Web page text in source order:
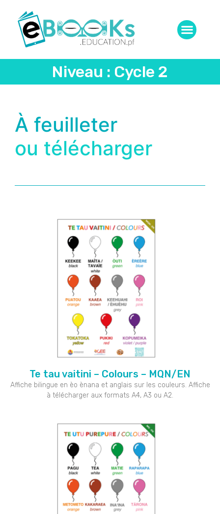
Niveau : Cycle 2
À feuilleter
ou télécharger
Te tau vaitini – Colours – MQN/EN
Affiche bilingue en èo ènana et anglais sur les couleurs. Affiche
à télécharger aux formats A4, A3 ou A2.